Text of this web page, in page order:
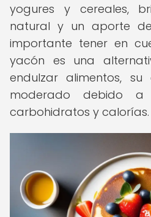
yogures y cereales,
natural y un aporte
importante tener en
yacón es una
endulzar alimentos,
moderado debido
carbohidratos y calorías.